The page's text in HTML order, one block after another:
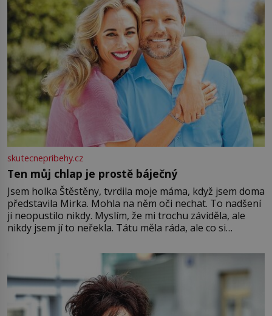
skutecnepribehy.cz
Ten můj chlap je prostě báječný
Jsem holka Štěstěny, tvrdila moje máma, když jsem doma
představila Mirka. Mohla na něm oči nechat. To nadšení
ji neopustilo nikdy. Myslím, že mi trochu záviděla, ale
nikdy jsem jí to neřekla. Tátu měla ráda, ale co si
Jsme spolu moc rádi Tehdy byla jiná doba, když